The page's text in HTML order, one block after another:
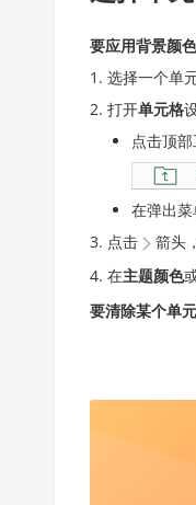
要应用背景颜色
选择一个单
打开单元格
点击顶
在弹出
点击
箭头
在主题颜色
要清除某个单